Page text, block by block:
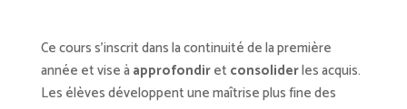
Ce cours s’inscrit dans la continuité de la première
année et vise à approfondiret consoliderles acquis.
Les élèves développent une maîtrise plus fine des